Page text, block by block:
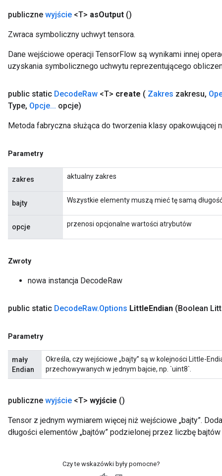
publiczne wyjście <T> asOutput ()
Zwraca symboliczny uchwyt tensora.
Dane wejściowe operacji TensorFlow są wynikami innej
uzyskania symbolicznego uchwytu reprezentującego
public static DecodeRaw <T> create ( Zakres zakresu,
Type, Opcje... opcje)
Metoda fabryczna służąca do tworzenia klasy opakowującej
Parametry
zakres aktualny zakres
bajty Wszystkie elementy muszą mieć tę samą
opcje przenosi opcjonalne wartości atrybutów
Zwroty
nowa instancja DecodeRaw
public static DecodeRaw.Options LittleEndian (Boolean
Parametry
mały
Endian
Określa, czy wejściowe „bajty” są w kolejności Little-
przechowywanych w jednym bajcie, np. `uint8`.
publiczne wyjście <T> wyjście ()
Tensor z jednym wymiarem więcej niż wejściowe „bajty”.
długości elementów „bajtów” podzielonej przez liczbę
Czy te wskazówki były pomocne?